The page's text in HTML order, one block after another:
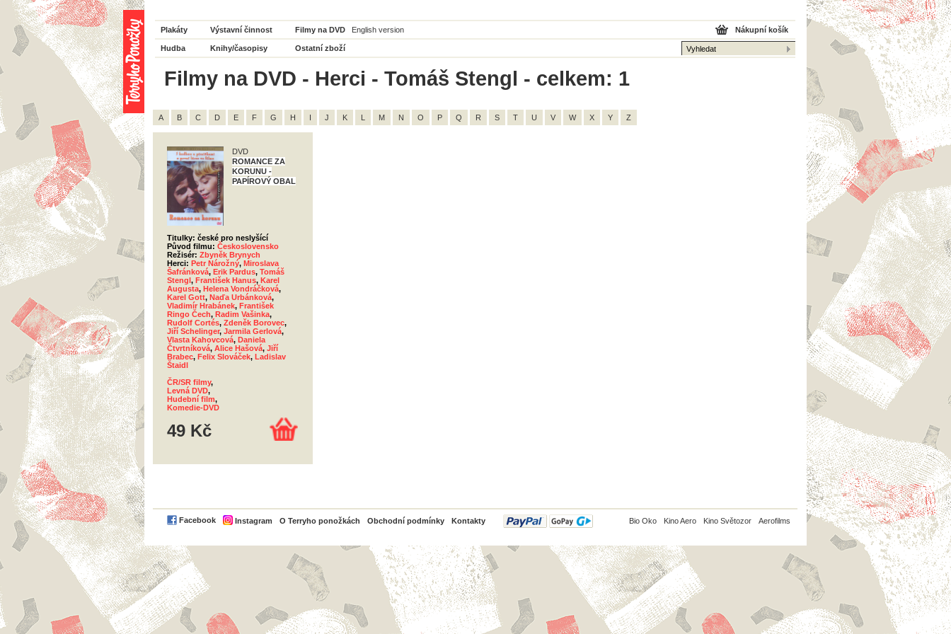
Plakáty Výstavní činnost Filmy na DVD English version
Hudba Knihy/časopisy Ostatní zboží
Nákupní košík
Filmy na DVD - Herci - Tomáš Stengl - celkem: 1
A B C D E F G H I J K L M N O P Q R S T U V W X Y Z
DVD
ROMANCE ZA
KORUNU -
PAPÍROVÝ OBAL
Titulky: české pro neslyšící
Původ filmu: Československo
Režisér: Zbyněk Brynych
Herci: Petr Nárožný, Miroslava
Šafránková, Erik Pardus, Tomáš
Stengl, František Hanus, Karel
Augusta, Helena Vondráčková,
Karel Gott, Naďa Urbánková,
Vladimír Hrabánek, František
Ringo Čech, Radim Vašinka,
Rudolf Cortés, Zdeněk Borovec,
Jiří Schelinger, Jarmila Gerlová,
Vlasta Kahovcová, Daniela
Čtvrtníková, Alice Hašová, Jiří
Brabec, Felix Slováček, Ladislav
Štaidl
ČR/SR filmy,
Levná DVD,
Hudební film,
Komedie-DVD
49 Kč
Facebook Instagram O Terryho ponožkách Obchodní podmínky Kontakty
PayPal Bio Oko Kino Aero Kino Světozor Aerofilms